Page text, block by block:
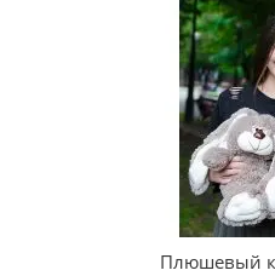
Плюшевый